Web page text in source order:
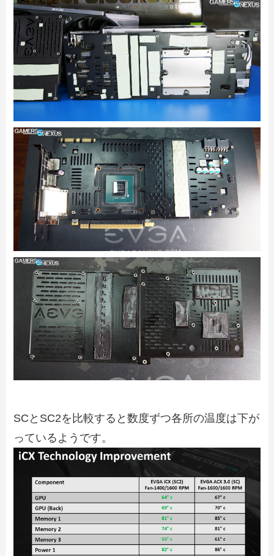
SCとSC2を比較すると数度ずつ各所の温度は下が
っているようです。